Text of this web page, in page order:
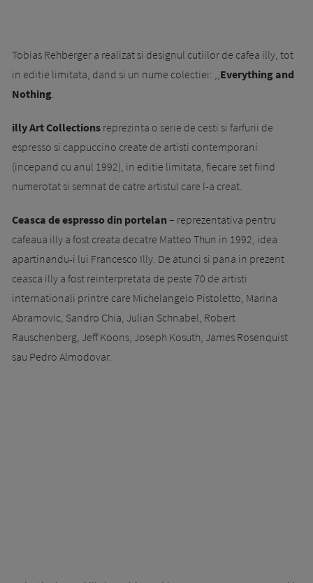
Tobias Rehberger a realizat si designul cutiilor de cafea illy, tot
in editie limitata, dand si un nume colectiei: ,, Everything and
Nothing
illy Art Collections reprezinta o serie de cesti si farfurii de
espresso si cappuccino create de artisti contemporani
(incepand cu anul 1992), in editie limitata, fiecare set fiind
numerotat si semnat de catre artistul care l-a creat.
Ceasca de espresso din portelan – reprezentativa pentru
cafeaua illy a fost creata decatre Matteo Thun in 1992, idea
apartinandu-i lui Francesco Illy. De atunci si pana in prezent
ceasca illy a fost reinterpretata de peste 70 de artisti
internationali printre care Michelangelo Pistoletto, Marina
Abramovic, Sandro Chia, Julian Schnabel, Robert
Rauschenberg, Jeff Koons, Joseph Kosuth, James Rosenquist
sau Pedro Almodovar.